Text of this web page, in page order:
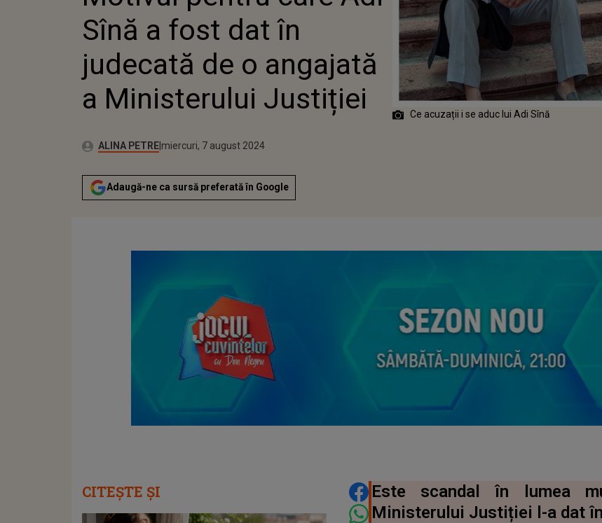
ANGAJATĂ A
MINISTERULUI
Sînă a fost dat în
judecată de o angajată
a Ministerului Justiției
Autor:ALINA PETRE Publicat:
miercuri, 7 august 2024
Adaugă-ne ca sursă preferată în Google
Ce acuzații i se aduc lui Adi Sînă
DISTRIBUIE ARTICOLUL
Este scandal în lumea
Ministerului Justiției l-a dat
CITEȘTE ȘI